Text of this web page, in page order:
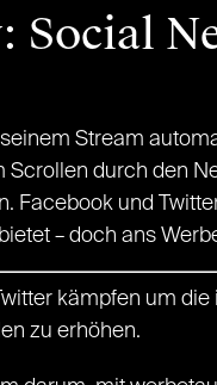
Social
Stream
durch den
Facebook und
– doch ans
kämpfen um
zu erhöhen.